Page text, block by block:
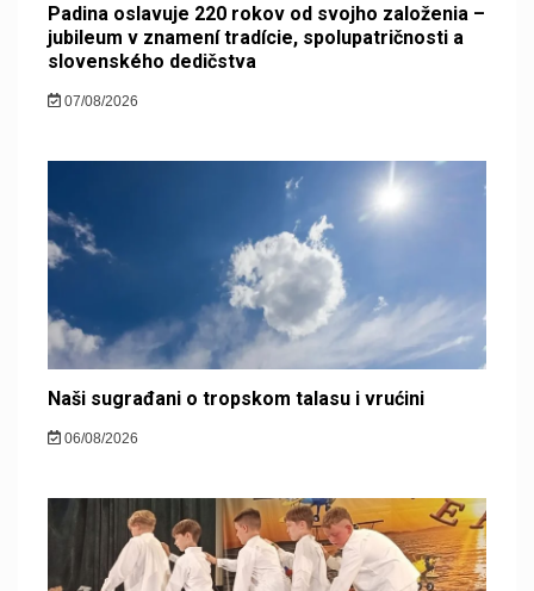
Padina oslavuje 220 rokov od svojho založenia –
jubileum v znamení tradície, spolupatričnosti a
slovenského dedičstva
07/08/2026
Naši sugrađani o tropskom talasu i vrućini
06/08/2026